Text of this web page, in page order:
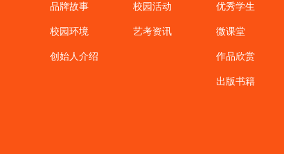
品牌故事
校园环境
创始人介绍
校园活动
艺考资讯
优秀学生
微课堂
作品欣赏
出版书籍